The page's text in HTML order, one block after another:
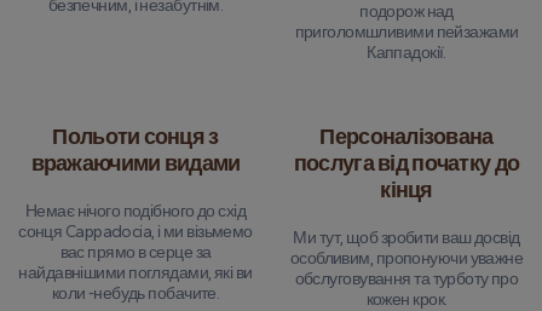
безпечним, і незабутнім.
подорож над
приголомшливими пейзажами
Каппадокії.
Польоти сонця з
вражаючими видами
Немає нічого подібного до схід
сонця Cappadocia, і ми візьмемо
вас прямо в серце за
найдавнішими поглядами, які ви
коли -небудь побачите.
Персоналізована
послуга від початку до
кінця
Ми тут, щоб зробити ваш досвід
особливим, пропонуючи уважне
обслуговування та турботу про
кожен крок.